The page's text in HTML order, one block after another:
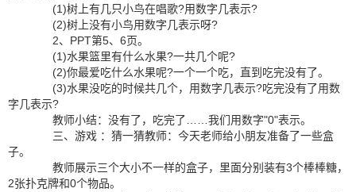
(1)树上有几只小鸟在唱歌?用数字几表示?
(2)树上没有小鸟用数字几表示呀?
2、PPT第5、6页。
(1)水果篮里有什么水果?一共几个呢?
(2)你最爱吃什么水果呢?一个一个吃，直到吃完没有了。
(3)水果没吃的时候共几个，用数字几表示?吃完没有了用数
字几表示?
教师小结：没有了，吃完了……我们用数字"0"表示。
三、游戏 ：猜一猜教师：今天老师给小朋友准备了一些盒
子。
教师展示三个大小不一样的盒子，里面分别装有3个棒棒糖，
2张扑克牌和0个物品。